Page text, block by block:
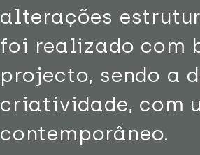
alterações
foi realizado com
projecto, sendo a
criatividade, com
contemporâneo.